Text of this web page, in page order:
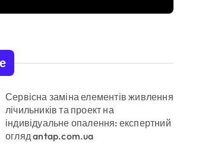
розгляди
Сервісна заміна елементів живлення
лічильників та проект на
індивідуальне опалення: експертний
огляд antap.com.ua